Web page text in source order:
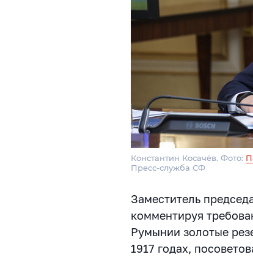
Константин Косачёв. Фото:
Пресс-служба СФ
Заместитель
комментируя
Румынии золотые
1917 годах,